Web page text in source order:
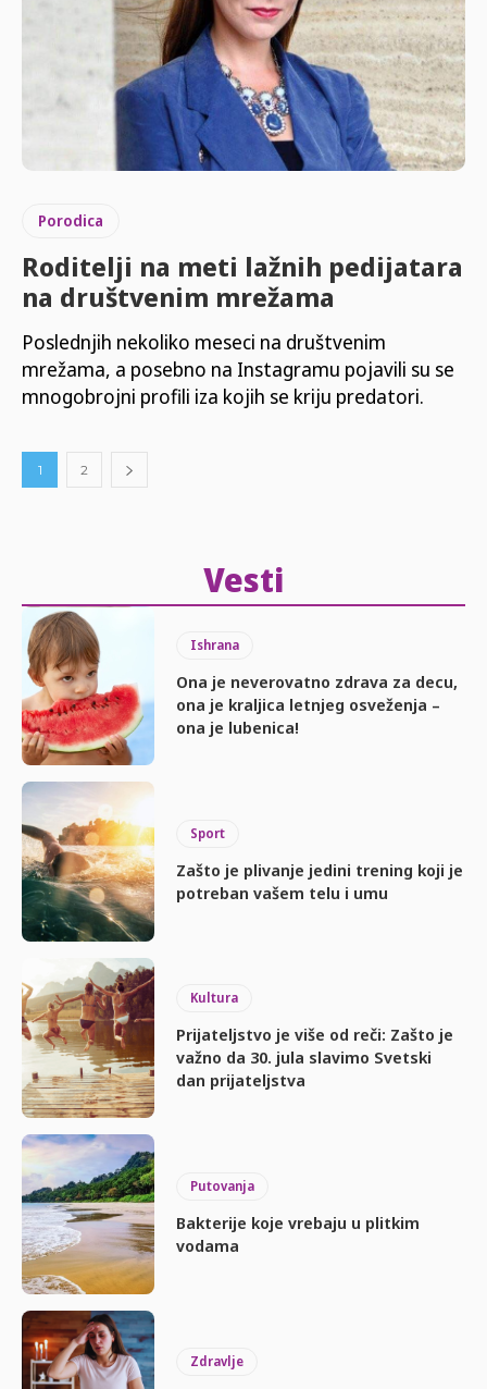
Porodica
Roditelji na meti lažnih pedijatara
na društvenim mrežama
Poslednjih nekoliko meseci na društvenim
mrežama, a posebno na Instagramu pojavili su se
mnogobrojni profili iza kojih se kriju predatori.
1 2
Vesti
Ishrana
Ona je neverovatno zdrava za decu,
ona je kraljica letnjeg osveženja –
ona je lubenica!
Sport
Zašto je plivanje jedini trening koji je
potreban vašem telu i umu
Kultura
Prijateljstvo je više od reči: Zašto je
važno da 30. jula slavimo Svetski
dan prijateljstva
Putovanja
Bakterije koje vrebaju u plitkim
vodama
Zdravlje